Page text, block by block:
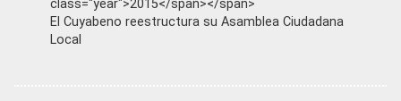
class="year">2015</span></span>
El Cuyabeno reestructura su Asamblea Ciudadana
Local